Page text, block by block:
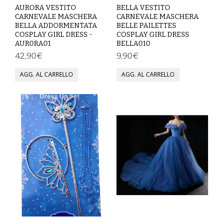
SPETTACOLO
ABITI TEATRALI
GONNE
SPOSA
ABITI
SOTTOGONNE
VELI
BAMBINA
CARNEVALE
AURORA VESTITO
CARNEVALE MASCHERA
BELLA ADDORMENTATA
COSPLAY GIRL DRESS -
AUR0RA01
42,90€
BELLA VESTITO
CARNEVALE MASCHERA
BELLE PAILETTES
COSPLAY GIRL DRESS
BELLA010
9,90€